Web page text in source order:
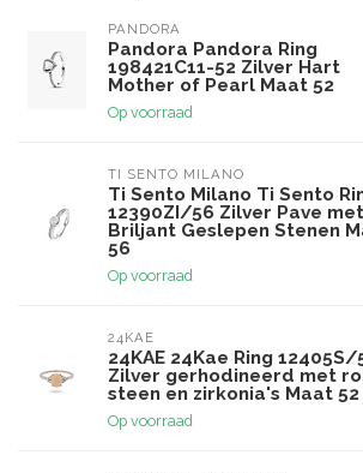
PANDORA
Pandora Pandora Ring
198421C11-52 Zilver Hart
Mother of Pearl Maat 52
Op voorraad
TI SENTO MILANO
Ti Sento Milano Ti Sento
12390ZI/56 Zilver Pave met
Briljant Geslepen Stenen
56
Op voorraad
24KAE
24KAE 24Kae Ring 12405S/
Zilver gerhodineerd met
steen en zirkonia's Maat 52
Op voorraad